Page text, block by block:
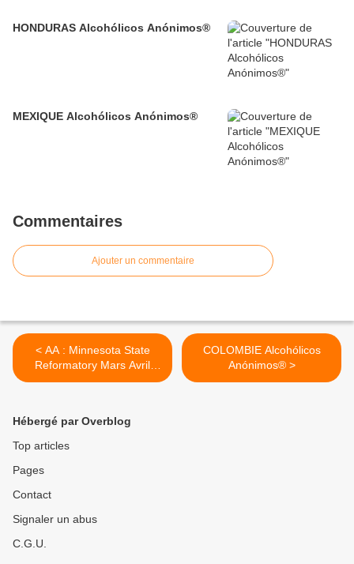
HONDURAS Alcohólicos Anónimos®
MEXIQUE Alcohólicos Anónimos®
Commentaires
Ajouter un commentaire
< AA : Minnesota State
Reformatory Mars Avril
1961
COLOMBIE Alcohólicos
Anónimos® >
Hébergé par Overblog
Top articles
Pages
Contact
Signaler un abus
C.G.U.